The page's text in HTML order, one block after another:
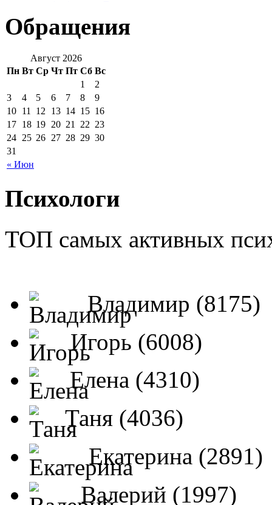
Обращения
Август 2026
Пн Вт Ср Чт Пт Сб Вс
« Июн
1
2
3
4 5 6 7 8
9
10 11 12 13 14 15 16
17 18 19 20 21 22 23
24 25 26 27 28 29 30
31
Психологи
ТОП самых активных
Владимир (8175)
Игорь (6008)
Елена (4310)
Таня (4036)
Екатерина (2891)
Валерий (1997)